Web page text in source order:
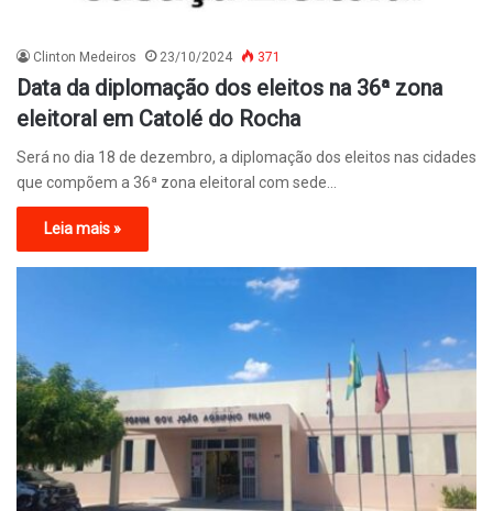
Clinton Medeiros 23/10/2024 371
Data da diplomação dos eleitos na 36ª zona
eleitoral em Catolé do Rocha
Será no dia 18 de dezembro, a diplomação dos eleitos nas cidades
que compõem a 36ª zona eleitoral com sede…
Leia mais »